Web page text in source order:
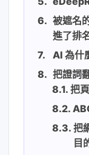
被遮名
進了排
AI 為什
把證詞
把
把
目